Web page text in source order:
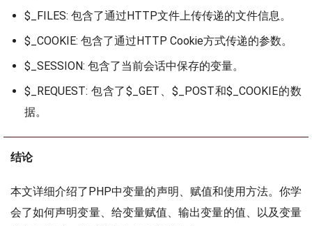
$_FILES: 包含了通过HTTP文件上传传递的文件信息。
$_COOKIE: 包含了通过HTTP Cookie方式传递的参数。
$_SESSION: 包含了当前会话中保存的变量。
$_REQUEST: 包含了$_GET、$_POST和$_COOKIE的数
据。
结论
本文详细介绍了PHP中变量的声明、赋值和使用方法。你学
会了如何声明变量、给变量赋值、输出变量的值、以及变量